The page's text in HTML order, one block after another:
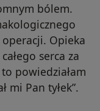
bólem.
operacji. Opieka
serca za
powiedziałam
mi Pan tyłek”.